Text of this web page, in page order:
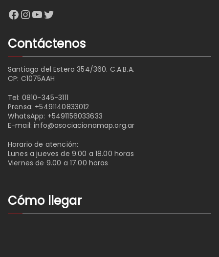
Facebook
Instagram
YouTube
Twitter
Contáctenos
Santiago del Estero 354/360. C.A.B.A.
CP: C1075AAH
Tel: 0810-345-3111
Prensa: +5491140833012
WhatsApp: +5491156033633
E-mail:info@asociacionamap.org.ar
Horario de atención:
Lunes a jueves de 9.00 a 18.00 horas
Viernes de 9.00 a 17.00 horas
Cómo llegar